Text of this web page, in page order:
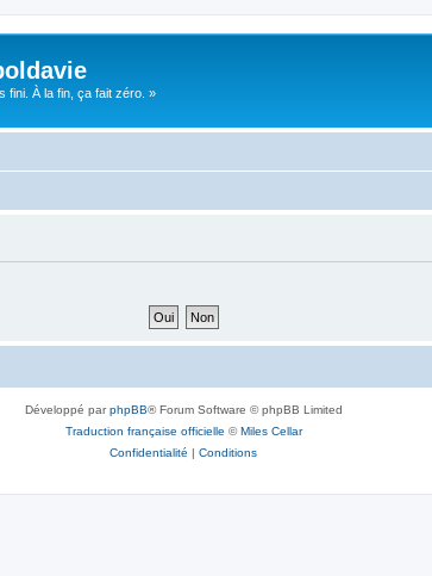
fini. À la fin, ça fait zéro. »
Développé parphpBB® Forum Software © phpBB Limited
Traduction française officielle ©Miles Cellar
Confidentialité | Conditions